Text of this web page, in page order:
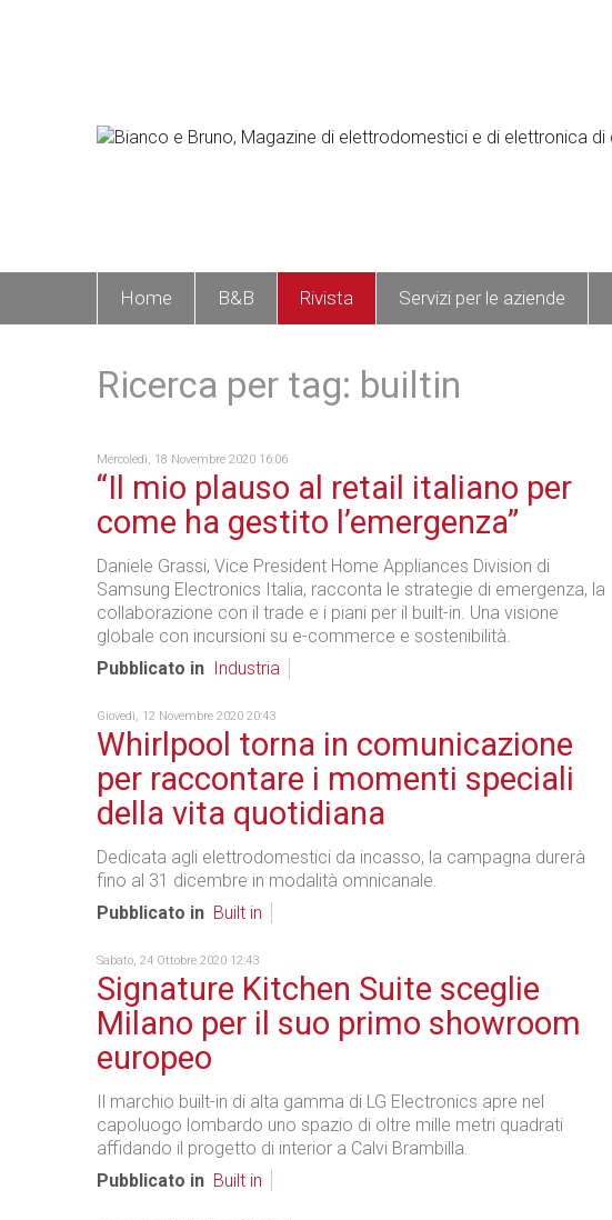
Home B&B Rivista Servizi per le aziende
Ricerca per tag: builtin
Mercoledì, 18 Novembre 2020 16:06
“Il mio plauso al retail italiano per
come ha gestito l’emergenza”
Daniele Grassi, Vice President Home Appliances Division di
Samsung Electronics Italia, racconta le strategie di emergenza, la
collaborazione con il trade e i piani per il built-in. Una visione
globale con incursioni su e-commerce e sostenibilità.
Pubblicato in
Industria
Giovedì, 12 Novembre 2020 20:43
Whirlpool torna in comunicazione
per raccontare i momenti speciali
della vita quotidiana
Dedicata agli elettrodomestici da incasso, la campagna durerà
fino al 31 dicembre in modalità omnicanale.
Pubblicato in Built in
Sabato, 24 Ottobre 2020 12:43
Signature Kitchen Suite sceglie
Milano per il suo primo showroom
europeo
Il marchio built-in di alta gamma di LG Electronics apre nel
capoluogo lombardo uno spazio di oltre mille metri quadrati
affidando il progetto di interior a Calvi Brambilla.
Pubblicato in Built in